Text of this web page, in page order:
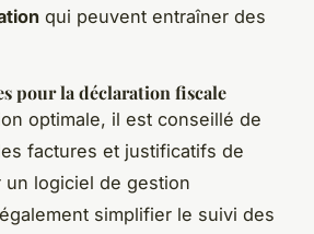
qui peuvent entraîner des
pour la déclaration fiscale
optimale, il est conseillé de
factures et justificatifs de
logiciel de gestion
simplifier le suivi des